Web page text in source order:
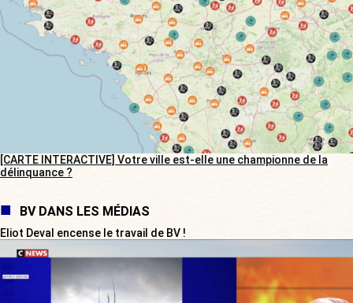
[CARTE INTERACTIVE] Votre ville est-elle une championne de la
délinquance ?
BV DANS LES MÉDIAS
Eliot Deval encense le travail de BV !